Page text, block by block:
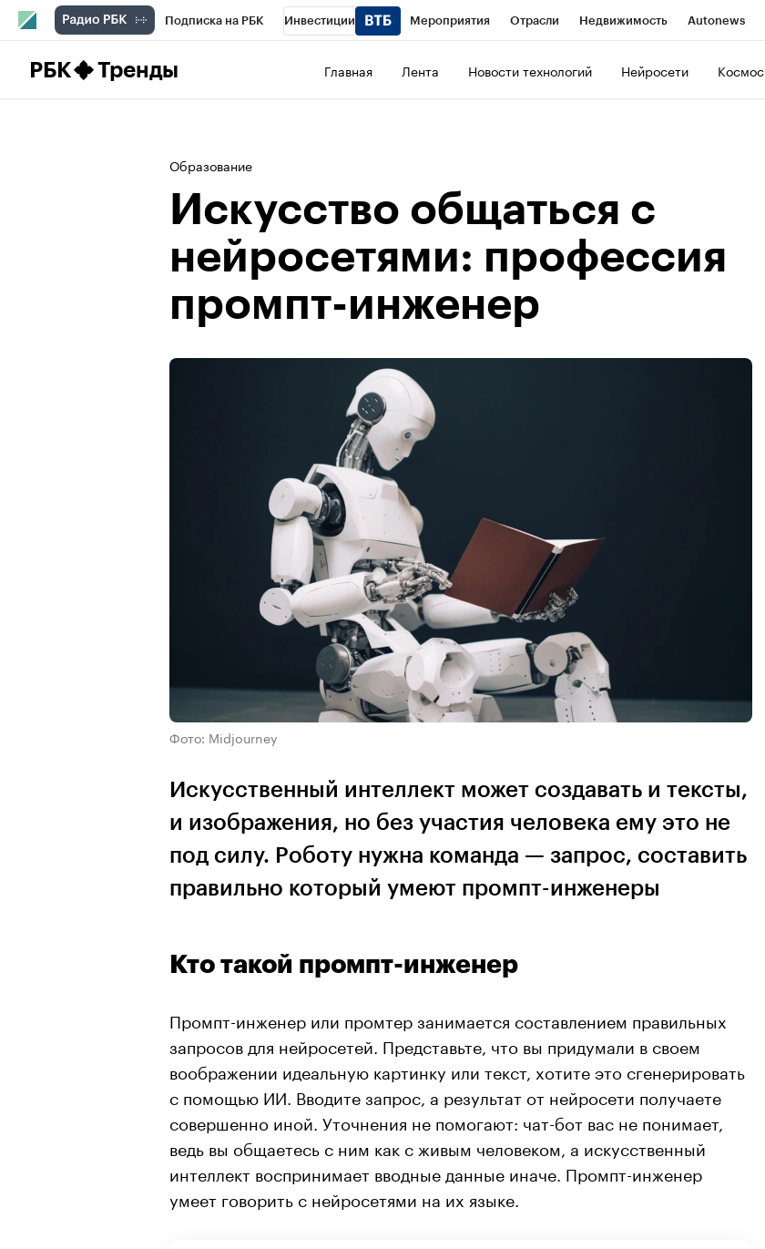
Подписка на РБК Инвестиции Мероприятия Отрасли Недвижимость Autonews
РБК Тренды Главная Лента Новости технологий Нейросети Космос
Образование
Искусство общаться с
нейросетями: профессия
промпт-инженер
Фото: Midjourney
Искусственный интеллект может создавать и тексты,
и изображения, но без участия человека ему это не
под силу. Роботу нужна команда — запрос, составить
правильно который умеют промпт-инженеры
Кто такой промпт-инженер
Промпт-инженер или промтер занимается составлением правильных
запросов для нейросетей. Представьте, что вы придумали в своем
воображении идеальную картинку или текст, хотите это сгенерировать
с помощью ИИ. Вводите запрос, а результат от нейросети получаете
совершенно иной. Уточнения не помогают: чат-бот вас не понимает,
ведь вы общаетесь с ним как с живым человеком, а искусственный
интеллект воспринимает вводные данные иначе. Промпт-инженер
умеет говорить с нейросетями на их языке.